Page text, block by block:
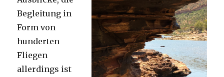
Begleitung in
Form von
hunderten
Fliegen
allerdings ist